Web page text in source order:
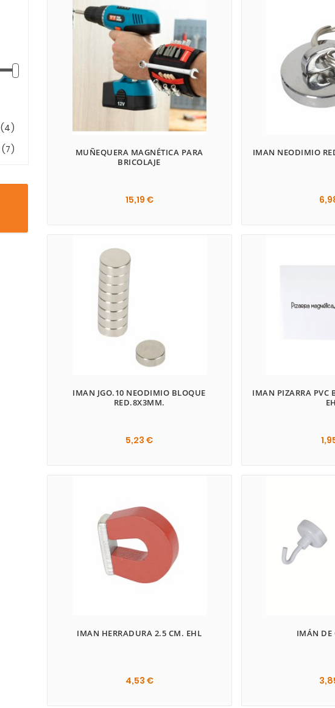
(4)
(7)
MUÑEQUERA MAGNÉTICA PARA
BRICOLAJE
15,19 €
IMAN NEODIMIO
IMAN JGO.10 NEODIMIO BLOQUE
RED.8X3MM.
5,23 €
IMAN PIZARRA PVC
IMAN HERRADURA 2.5 CM. EHL
4,53 €
IMÁN DE